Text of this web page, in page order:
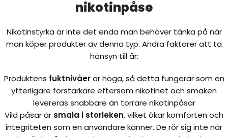
nikotinpåse
Nikotinstyrka är inte det enda man behöver tänka på när
man köper produkter av denna typ. Andra faktorer att ta
hänsyn till är:
Produktens fuktnivåerär höga, så detta fungerar som en
ytterligare förstärkare eftersom nikotinet och smaken
levereras snabbare än torrare nikotinpåsar
Vild påsar är smala i storleken, vilket ökar komforten och
integriteten som en användare känner. De rör sig inte när